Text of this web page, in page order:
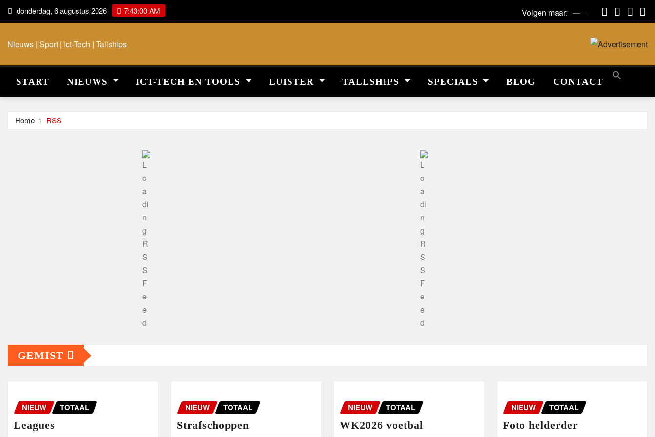
donderdag, 6 augustus 2026 7:43:00 AM Volgen maar:
Nieuws | Sport | Ict-Tech | Tallships
START NIEUWS ICT-TECH EN TOOLS LUISTER TALLSHIPS SPECIALS BLOG CONTACT
Home RSS
GEMIST
NIEUW TOTAAL
Leagues
NIEUW TOTAAL
Strafschoppen
NIEUW TOTAAL
WK2026 voetbal
NIEUW TOTAAL
Foto helderder